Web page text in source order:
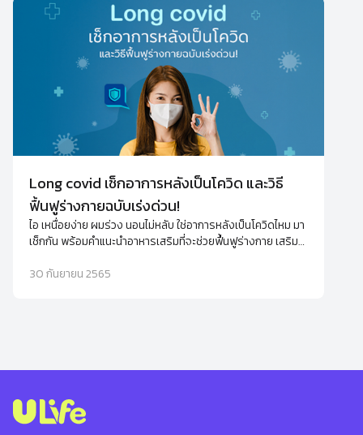
Long covid เช็กอาการหลังเป็นโควิด และวิธี
ฟื้นฟูร่างกายฉบับเร่งด่วน!
ไอ เหนื่อยง่าย ผมร่วง นอนไม่หลับ ใช่อาการหลังเป็นโควิดไหม มา
เช็กกัน พร้อมคำแนะนำอาหารเสริมที่จะช่วยฟื้นฟูร่างกาย เสริม
30 กันยายน 2565